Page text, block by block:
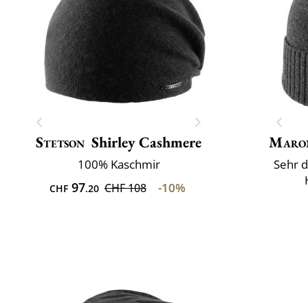
Stetson Shirley Cashmere
100% Kaschmir
CHF97.20 CHF 108 -10%
Sehr